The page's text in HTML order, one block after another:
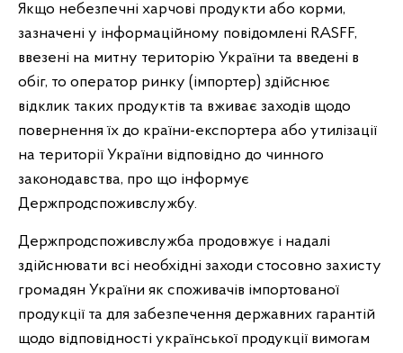
Якщо небезпечні харчові продукти або корми,
зазначені у інформаційному повідомлені RASFF,
ввезені на митну територію України та введені в
обіг, то оператор ринку (імпортер) здійснює
відклик таких продуктів та вживає заходів щодо
повернення їх до країни-експортера або утилізації
на території України відповідно до чинного
законодавства, про що інформує
Держпродспоживслужбу.
Держпродспоживслужба продовжує і надалі
здійснювати всі необхідні заходи стосовно захисту
громадян України як споживачів імпортованої
продукції та для забезпечення державних гарантій
щодо відповідності української продукції вимогам